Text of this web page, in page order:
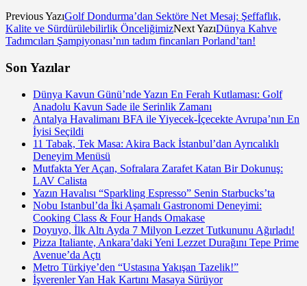
Previous YazıGolf Dondurma’dan Sektöre Net Mesaj: Şeffaflık,
Kalite ve Sürdürülebilirlik ÖnceliğimizNext YazıDünya Kahve
Tadımcıları Şampiyonası’nın tadım fincanları Porland’tan!
Son Yazılar
Dünya Kavun Günü’nde Yazın En Ferah Kutlaması: Golf
Anadolu Kavun Sade ile Serinlik Zamanı
Antalya Havalimanı BFA ile Yiyecek-İçecekte Avrupa’nın En
İyisi Seçildi
11 Tabak, Tek Masa: Akira Back İstanbul’dan Ayrıcalıklı
Deneyim Menüsü
Mutfakta Yer Açan, Sofralara Zarafet Katan Bir Dokunuş:
LAV Calista
Yazın Havalısı “Sparkling Espresso” Senin Starbucks’ta
Nobu Istanbul’da İki Aşamalı Gastronomi Deneyimi:
Cooking Class & Four Hands Omakase
Doyuyo, İlk Altı Ayda 7 Milyon Lezzet Tutkununu Ağırladı!
Pizza Italiante, Ankara’daki Yeni Lezzet Durağını Tepe Prime
Avenue’da Açtı
Metro Türkiye’den “Ustasına Yakışan Tazelik!”
İşverenler Yan Hak Kartını Masaya Sürüyor